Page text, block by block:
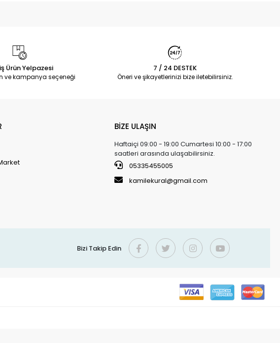
Ürün Yelpazesi
ve kampanya seçeneği
7 / 24 DESTEK
Öneri ve şikayetlerinizi bize iletebilirsiniz.
BİZE ULAŞIN
Haftaiçi 09:00 - 19:00 Cumartesi 10:00 - 17:00
saatleri arasında ulaşabilirsiniz.
05335455005
kamilekural@gmail.com
Bizi Takip Edin